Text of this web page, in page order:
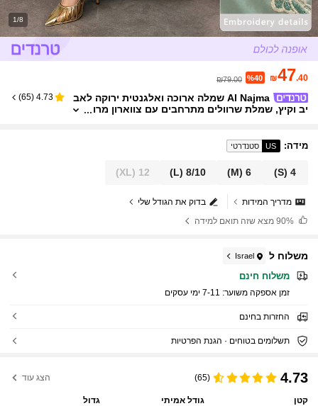
1/8
₪47.40
%40
₪79.00
Al Najma שמלה ארוכה ואלגנטית ירוקה לאב
יב וקיץ, שמלת שרוולים מתרחבים עם צווארון מרו
4.73
(
65
)
מידה:
US סטנדרטי
4
(S)
6
(M)
8/10
(L)
12
(XL)
בדוק את הגודל שלי
מדריך המידות
מצא שזה תואם למידה
משלוח ל Israel
משלוח חינם
זמן אספקה ​​משוער: 7-11 ימי עסקים
החזרות בחינם
תשלומים בטוחים · הגנת הפרטיות
4.73
(65) הצג עוד
קטן
גודל אמיתי
גדול